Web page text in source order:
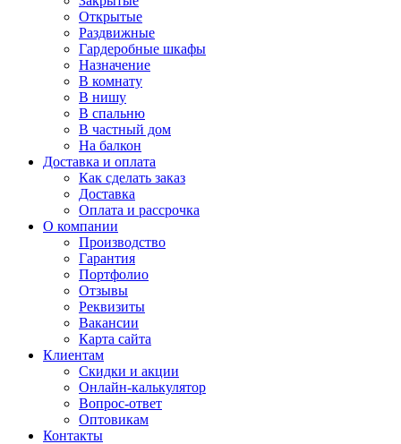
Открытые
Раздвижные
Гардеробные шкафы
Назначение
В комнату
В нишу
В спальню
В частный дом
На балкон
Доставка и оплата
Как сделать заказ
Доставка
Оплата и рассрочка
О компании
Производство
Гарантия
Портфолио
Отзывы
Реквизиты
Вакансии
Карта сайта
Клиентам
Скидки и акции
Онлайн-калькулятор
Вопрос-ответ
Оптовикам
Контакты